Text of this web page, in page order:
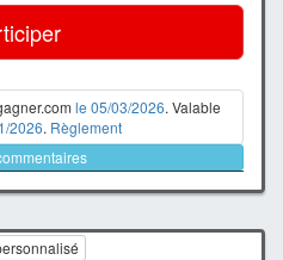
le 05/03/2026. Valable
2026. Règlement